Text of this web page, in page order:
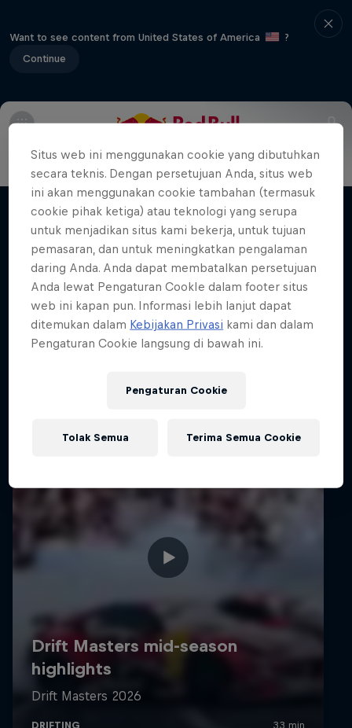
Want to see content from United States of America
?
Continue
Films & shows
Nippon Dorifuto
Mad Mike's journey in Formula DRIFT Japan
1 Season · 5 episodes
MOTORING
Related videos
Situs web ini menggunakan cookie yang dibutuhkan
secara teknis. Dengan persetujuan Anda, situs web
ini akan menggunakan cookie tambahan (termasuk
cookie pihak ketiga) atau teknologi yang serupa
untuk menjadikan situs kami bekerja, untuk tujuan
pemasaran, dan untuk meningkatkan pengalaman
daring Anda. Anda dapat membatalkan persetujuan
Anda lewat Pengaturan CookIe dalam footer situs
web ini kapan pun. Informasi lebih lanjut dapat
ditemukan dalam Kebijakan Privasi kami dan dalam
Pengaturan Cookie langsung di bawah ini.
Pengaturan Cookie
Tolak Semua Terima Semua Cookie